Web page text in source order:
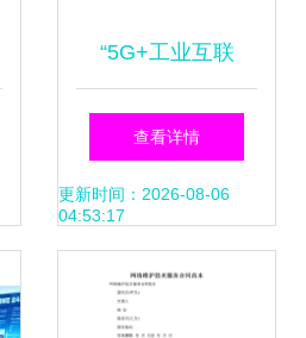
“5G+工业互联
网”媒体行丨用5G
生产5G，这家工厂
这么干…
查看详情
更新时间：2026-08-06
04:53:17